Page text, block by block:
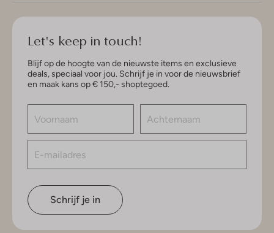
Let's keep in touch!
Blijf op de hoogte van de nieuwste items en exclusieve
deals, speciaal voor jou. Schrijf je in voor de nieuwsbrief
en maak kans op € 150,- shoptegoed.
Schrijf je in